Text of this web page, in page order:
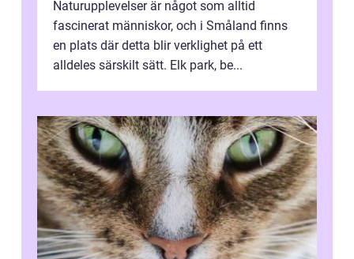
Naturupplevelser är något som alltid
fascinerat människor, och i Småland finns
en plats där detta blir verklighet på ett
alldeles särskilt sätt. Elk park, be...